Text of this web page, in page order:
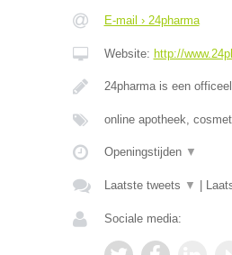
E-mail › 24pharma
Website: http://
24pharma is een
online apotheek,
Openingstijden ▼
Laatste tweets ▼
Sociale media: